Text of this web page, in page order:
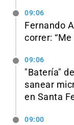
09:06
Fernando
correr:
09:06
"Batería"
sanear
en Santa
09:00